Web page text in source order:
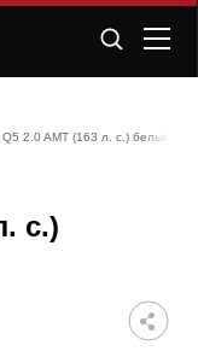
Q5 2.0 AMT (163 л. с.) белый,
с.)